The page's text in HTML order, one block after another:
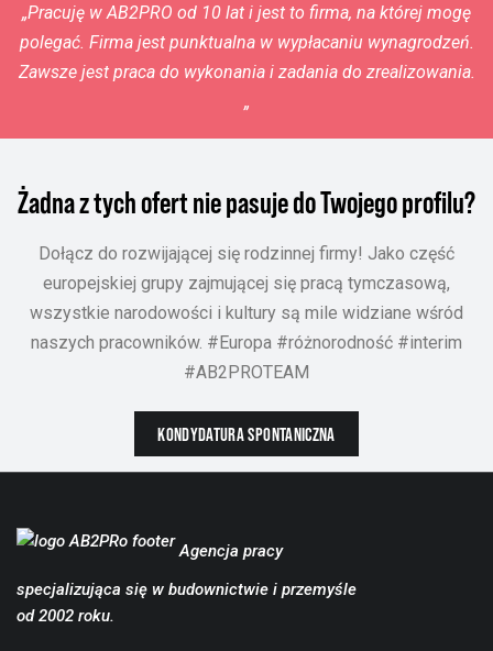
„Pracuję w AB2PRO od 10 lat i jest to firma, na której mogę
polegać. Firma jest punktualna w wypłacaniu wynagrodzeń.
Zawsze jest praca do wykonania i zadania do zrealizowania.
„
Żadna z tych ofert nie pasuje do Twojego profilu?
Dołącz do rozwijającej się rodzinnej firmy! Jako część
europejskiej grupy zajmującej się pracą tymczasową,
wszystkie narodowości i kultury są mile widziane wśród
naszych pracowników. #Europa #różnorodność #interim
#AB2PROTEAM
KONDYDATURA SPONTANICZNA
Agencja pracy
specjalizująca się w budownictwie i przemyśle
od 2002 roku.